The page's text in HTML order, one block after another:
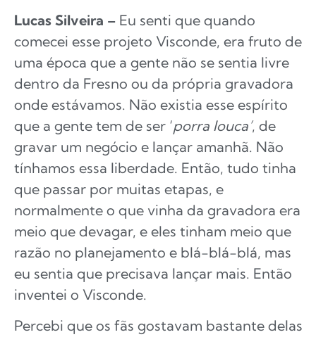
Lucas Silveira – Eu senti que quando
comecei esse projeto Visconde, era fruto de
uma época que a gente não se sentia livre
dentro da Fresno ou da própria gravadora
onde estávamos. Não existia esse espírito
que a gente tem de ser ‘porra louca’, de
gravar um negócio e lançar amanhã. Não
tínhamos essa liberdade. Então, tudo tinha
que passar por muitas etapas, e
normalmente o que vinha da gravadora era
meio que devagar, e eles tinham meio que
razão no planejamento e blá-blá-blá, mas
eu sentia que precisava lançar mais. Então
inventei o Visconde.
Percebi que os fãs gostavam bastante delas